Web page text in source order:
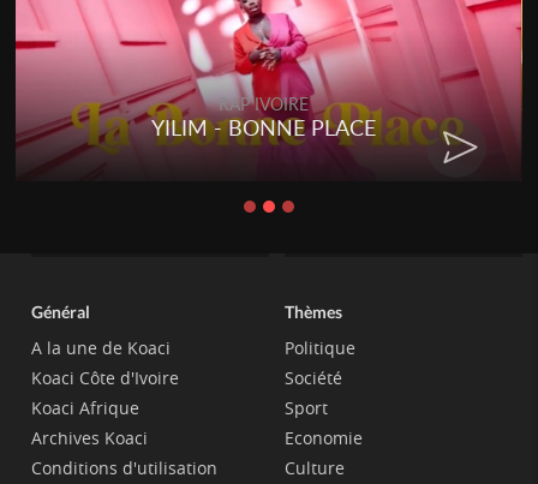
RAP IVOIRE
YILIM - BONNE PLACE
Général
A la une de Koaci
Koaci Côte d'Ivoire
Koaci Afrique
Archives Koaci
Conditions d'utilisation
Thèmes
Politique
Société
Sport
Economie
Culture